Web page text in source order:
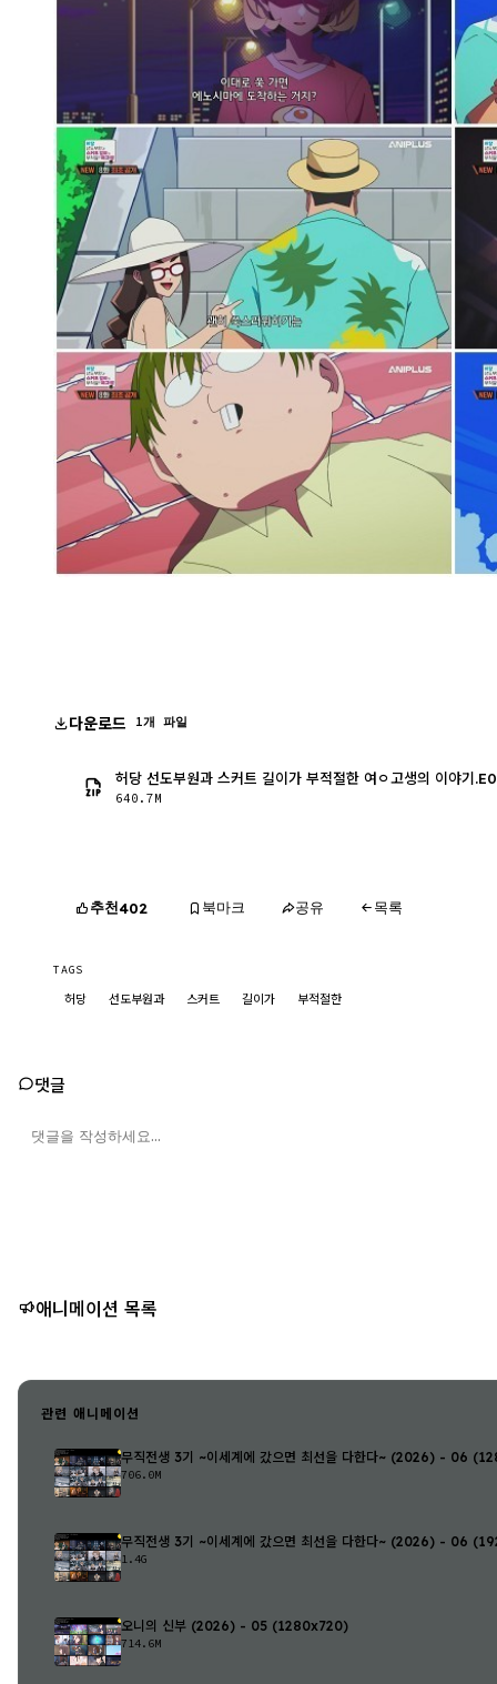
다운로드 1개 파일
허당 선도부원과 스커트 길이가 부적절한 여ㅇ고생의 이야기
640.7M
추천402 북마크 공유 목록
TAGS
허당 선도부원과 스커트 길이가 부적절한
댓글
애니메이션 목록
관련 애니메이션
무직전생 3기 ~이세계에 갔으면 최선을 다한다~ (2026) - 06
706.0M
무직전생 3기 ~이세계에 갔으면 최선을 다한다~ (2026) - 06
1.4G
오니의 신부 (2026) - 05 (1280x720)
714.6M